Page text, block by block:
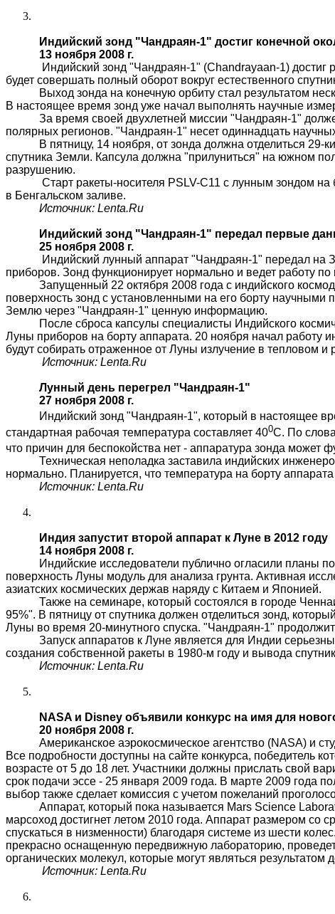
Индийский зонд "Чандраян-1" достиг конечной
13 ноября 2008 г.
Индийский зонд "Чандраян-1" (Chandrayaan-1)
будет совершать полный оборот вокруг естественного
Выход зонда на конечную орбиту стал результатом
В настоящее время зонд уже начал выполнять научные
За время своей двухлетней миссии "Чандраян-1"
полярных регионов. "Чандраян-1" несет одиннадцать
В пятницу, 14 ноября, от зонда должна отделиться
спутника Земли. Капсула должна "прилуниться" на южном
разрушению.
Старт ракеты-носителя PSLV-C11 с лунным зондом
в Бенгальском заливе.
Источник:Lenta.Ru
Индийский зонд "Чандраян-1" передал первые
25 ноября 2008 г.
Индийский лунный аппарат "Чандраян-1" передал
приборов. Зонд функционирует нормально и ведет работу
Запущенный 22 октября 2008 года с индийского
поверхность зонд с установленными на его борту научными
Землю через "Чандраян-1" ценную информацию.
После сброса капсулы специалисты Индийского
Луны приборов на борту аппарата. 20 ноября начал работу
будут собирать отраженное от Луны излучение в тепловом
Источник:Lenta.Ru
Лунный день перегрел "Чандраян-1"
27 ноября 2008 г.
Индийский зонд "Чандраян-1", который в настоящее
стандартная рабочая температура составляет 400С. По
что причин для беспокойства нет - аппаратура зонда может
Техническая неполадка заставила индийских
нормально. Планируется, что температура на борту
Источник:Lenta.Ru
Индия запустит второй аппарат к Луне в 2012 году
14 ноября 2008 г.
Индийские исследователи публично огласили планы
поверхность Луны модуль для анализа грунта. Активная
азиатских космических держав наряду с Китаем и Японией.
Также на семинаре, который состоялся в городе
95%". В пятницу от спутника должен отделиться зонд,
Луны во время 20-минутного спуска. "Чандраян-1"
Запуск аппаратов к Луне является для Индии
создания собственной ракеты в 1980-м году и вывода
Источник:Lenta.Ru
NASA и Disney объявили конкурс на имя для
20 ноября 2008 г.
Американское аэрокосмическое агентство (NASA) и
Все подробности доступны на сайте конкурса, победитель
возрасте от 5 до 18 лет. Участники должны прислать свой
срок подачи эссе - 25 января 2009 года. В марте 2009 года
выбор также сделает комиссия с учетом пожеланий
Аппарат, который пока называется Mars Science
марсоход достигнет летом 2010 года. Аппарат размером со
спускаться в низменности) благодаря системе из шести
прекрасно оснащенную передвижную лабораторию,
органических молекул, которые могут являться результатом
Источник:Lenta.Ru